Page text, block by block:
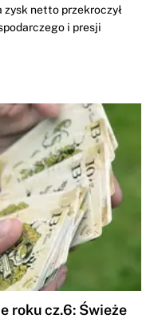
zysk netto przekroczył
i presji
roku cz.6: Świeże